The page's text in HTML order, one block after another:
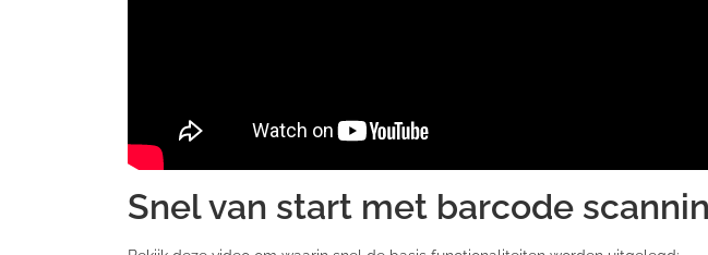
Snel van start met barcode